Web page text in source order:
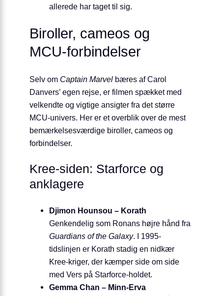
allerede har taget til sig.
Biroller, cameos og
MCU-forbindelser
Selv om Captain Marvel bæres af Carol
Danvers’ egen rejse, er filmen spækket med
velkendte og vigtige ansigter fra det større
MCU-univers. Her er et overblik over de mest
bemærkelsesværdige biroller, cameos og
forbindelser.
Kree-siden: Starforce og
anklagere
Djimon Hounsou – Korath
Genkendelig som Ronans højre hånd fra
Guardians of the Galaxy. I 1995-
tidslinjen er Korath stadig en nidkær
Kree-kriger, der kæmper side om side
med Vers på Starforce-holdet.
Gemma Chan – Minn-Erva